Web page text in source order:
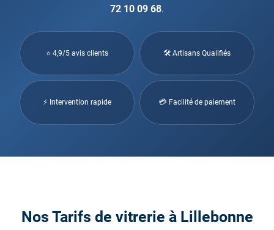
72 10 09 68.
⭐ 4,9/5 avis clients 🛠 Artisans Qualifiés
⚡ Intervention rapide 💳 Facilité de paiement
Nos Tarifs de vitrerie à Lillebonne